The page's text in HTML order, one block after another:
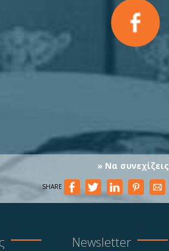
» Να συνεχίζεις
SHARE
Newsletter